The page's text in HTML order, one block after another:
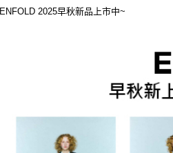
ENFOLD 2025早秋新品上市中~